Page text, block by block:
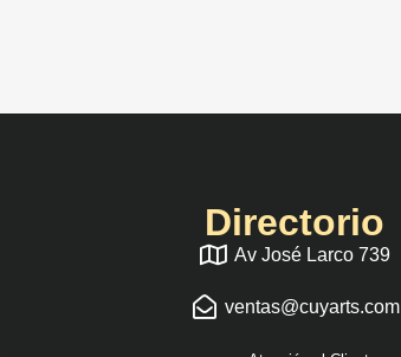
Directorio
Av José Larco 739
ventas@cuyarts.com